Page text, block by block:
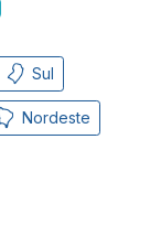
Sul
Nordeste